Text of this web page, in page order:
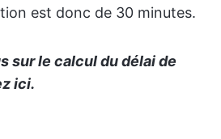
est donc de 30 minutes.
sur le calcul du délai de
ici.